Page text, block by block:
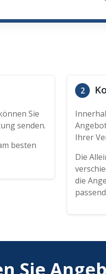
Sie
senden.
besten
2
Ihrer
Die
die